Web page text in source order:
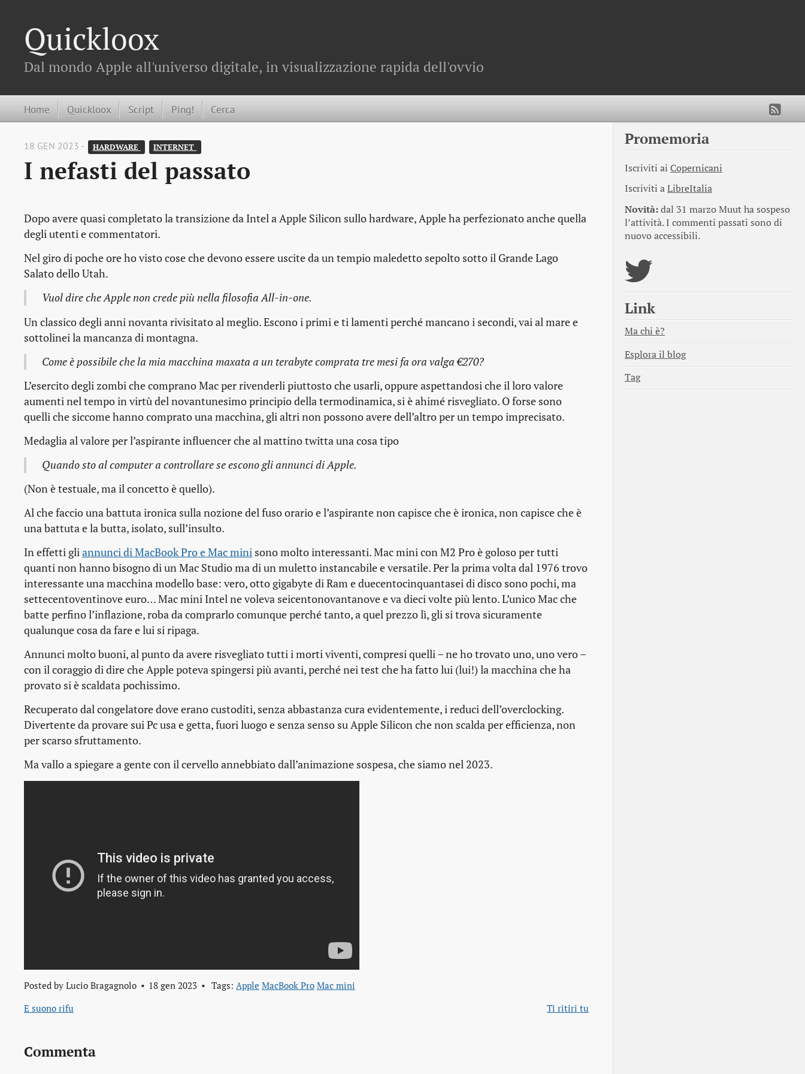
Quickloox
Dal mondo Apple all'universo digitale, in visualizzazione rapida dell'ovvio
Home Quickloox Script Ping! Cerca
18 GEN 2023 - HARDWARE INTERNET
I nefasti del passato
Dopo avere quasi completato la transizione da Intel a Apple Silicon sullo hardware, Apple ha perfezionato anche quella
degli utenti e commentatori.
Nel giro di poche ore ho visto cose che devono essere uscite da un tempio maledetto sepolto sotto il Grande Lago
Salato dello Utah.
Vuol dire che Apple non crede più nella filosofia All-in-one.
Un classico degli anni novanta rivisitato al meglio. Escono i primi e ti lamenti perché mancano i secondi, vai al mare e
sottolinei la mancanza di montagna.
Come è possibile che la mia macchina maxata a un terabyte comprata tre mesi fa ora valga €270?
L’esercito degli zombi che comprano Mac per rivenderli piuttosto che usarli, oppure aspettandosi che il loro valore
aumenti nel tempo in virtù del novantunesimo principio della termodinamica, si è ahimé risvegliato. O forse sono
quelli che siccome hanno comprato una macchina, gli altri non possono avere dell’altro per un tempo imprecisato.
Medaglia al valore per l’aspirante influencer che al mattino twitta una cosa tipo
Quando sto al computer a controllare se escono gli annunci di Apple.
(Non è testuale, ma il concetto è quello).
Al che faccio una battuta ironica sulla nozione del fuso orario e l’aspirante non capisce che è ironica, non capisce che è
una battuta e la butta, isolato, sull’insulto.
In effetti gliannunci di MacBook Pro e Mac mini sono molto interessanti. Mac mini con M2 Pro è goloso per tutti
quanti non hanno bisogno di un Mac Studio ma di un muletto instancabile e versatile. Per la prima volta dal 1976 trovo
interessante una macchina modello base: vero, otto gigabyte di Ram e duecentocinquantasei di disco sono pochi, ma
settecentoventinove euro… Mac mini Intel ne voleva seicentonovantanove e va dieci volte più lento. L’unico Mac che
batte perfino l’inflazione, roba da comprarlo comunque perché tanto, a quel prezzo lì, gli si trova sicuramente
qualunque cosa da fare e lui si ripaga.
Annunci molto buoni, al punto da avere risvegliato tutti i morti viventi, compresi quelli – ne ho trovato uno, uno vero –
con il coraggio di dire che Apple poteva spingersi più avanti, perché nei test che ha fatto lui (lui!) la macchina che ha
provato si è scaldata pochissimo.
Recuperato dal congelatore dove erano custoditi, senza abbastanza cura evidentemente, i reduci dell’overclocking.
Divertente da provare sui Pc usa e getta, fuori luogo e senza senso su Apple Silicon che non scalda per efficienza, non
per scarso sfruttamento.
Ma vallo a spiegare a gente con il cervello annebbiato dall’animazione sospesa, che siamo nel 2023.
Posted by Lucio Bragagnolo 18 gen 2023 Tags: Apple MacBook Pro Mac mini
E suono rifu
Ti ritiri tu
Commenta
Promemoria
Iscriviti ai Copernicani
Iscriviti aLibreItalia
Novità:dal 31 marzo Muut ha sospeso
l’attività. I commenti passati sono di
nuovo accessibili.
Link
Ma chi è?
Esplora il blog
Tag